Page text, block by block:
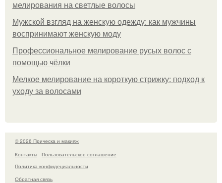
мелирования на светлые волосы
Мужской взгляд на женскую одежду: как мужчины
воспринимают женскую моду
Профессиональное мелирование русых волос с
помощью чёлки
Мелкое мелирование на короткую стрижку: подход к
уходу за волосами
© 2026 Прическа и макияж
Контакты
Пользовательское соглашение
Политика конфидециальности
Обратная связь